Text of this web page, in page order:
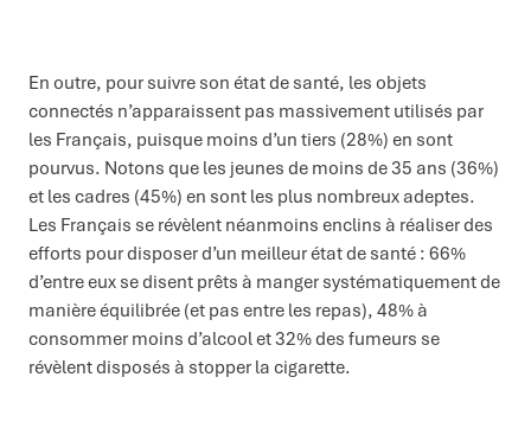
En outre, pour suivre son état de santé, les objets
connectés n’apparaissent pas massivement utilisés par
les Français, puisque moins d’un tiers (28%) en sont
pourvus. Notons que les jeunes de moins de 35 ans (36%)
et les cadres (45%) en sont les plus nombreux adeptes.
Les Français se révèlent néanmoins enclins à réaliser des
efforts pour disposer d’un meilleur état de santé : 66%
d’entre eux se disent prêts à manger systématiquement de
manière équilibrée (et pas entre les repas), 48% à
consommer moins d’alcool et 32% des fumeurs se
révèlent disposés à stopper la cigarette.